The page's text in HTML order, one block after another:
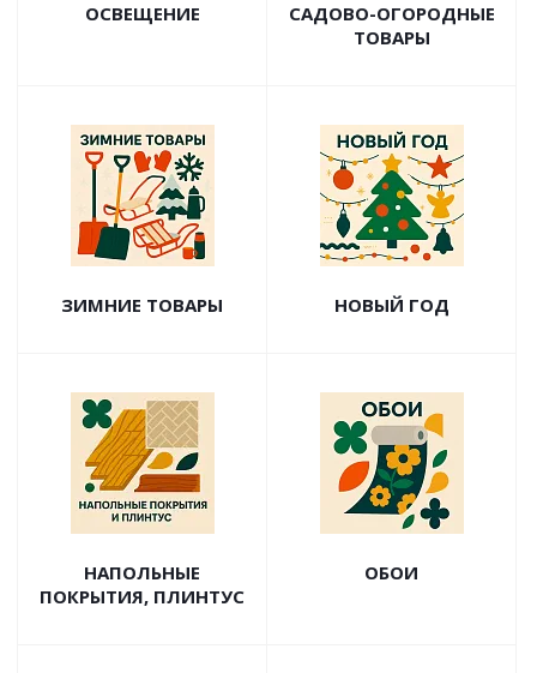
ОСВЕЩЕНИЕ
САДОВО-ОГОРОДНЫЕ
ТОВАРЫ
ЗИМНИЕ ТОВАРЫ НОВЫЙ ГОД
НАПОЛЬНЫЕ
ПОКРЫТИЯ, ПЛИНТУС
ОБОИ